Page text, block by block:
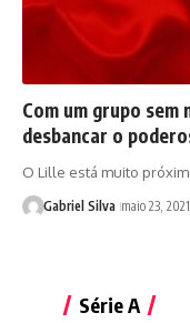
Com um grupo
desbancar o
O Lille está muito
Gabriel Silva maio 23, 2021
Série A